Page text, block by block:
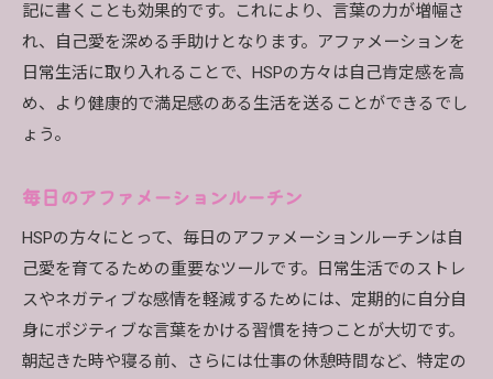
記に書くことも効果的です。これにより、言葉の力が増幅さ
れ、自己愛を深める手助けとなります。アファメーションを
日常生活に取り入れることで、HSPの方々は自己肯定感を高
め、より健康的で満足感のある生活を送ることができるでし
ょう。
毎日のアファメーションルーチン
HSPの方々にとって、毎日のアファメーションルーチンは自
己愛を育てるための重要なツールです。日常生活でのストレ
スやネガティブな感情を軽減するためには、定期的に自分自
身にポジティブな言葉をかける習慣を持つことが大切です。
朝起きた時や寝る前、さらには仕事の休憩時間など、特定の